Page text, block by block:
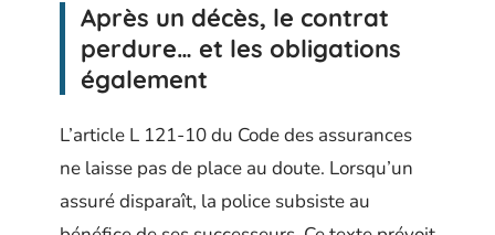
Après un décès, le contrat
perdure… et les obligations
également
L’article L 121-10 du Code des assurances
ne laisse pas de place au doute. Lorsqu’un
assuré disparaît, la police subsiste au